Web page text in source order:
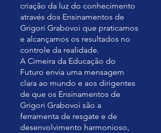
criação da luz do conhecimento
através dos Ensinamentos de
Grigori Grabovoi que praticamos
e alcançamos os resultados no
controle da realidade.
A Cimeira da Educação do
Futuro envia uma mensagem
clara ao mundo e aos dirigentes
de que os Ensinamentos de
Grigori Grabovoi são a
ferramenta de resgate e de
desenvolvimento harmonioso,